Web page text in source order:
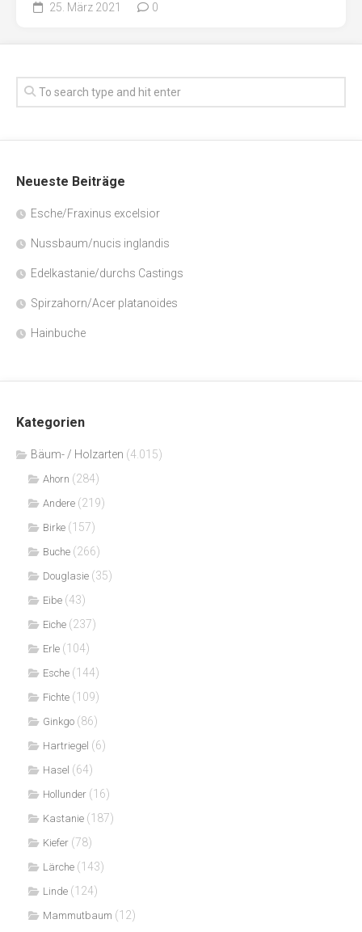
25. März 2021 0
Neueste Beiträge
Esche/Fraxinus excelsior
Nussbaum/nucis inglandis
Edelkastanie/durchs Castings
Spirzahorn/Acer platanoides
Hainbuche
Kategorien
Bäum- / Holzarten (4.015)
Ahorn (284)
Andere (219)
Birke (157)
Buche (266)
Douglasie (35)
Eibe (43)
Eiche (237)
Erle (104)
Esche (144)
Fichte (109)
Ginkgo (86)
Hartriegel (6)
Hasel (64)
Hollunder (16)
Kastanie (187)
Kiefer (78)
Lärche (143)
Linde (124)
Mammutbaum (12)